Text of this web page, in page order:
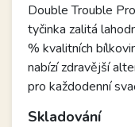
Double Trouble
tyčinka zalitá
% kvalitních
nabízí zdravější
pro každodenní
Skladování